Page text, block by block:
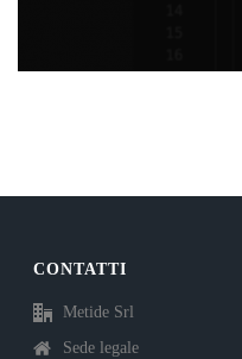
CONTATTI
Metide Srl
Sede legale